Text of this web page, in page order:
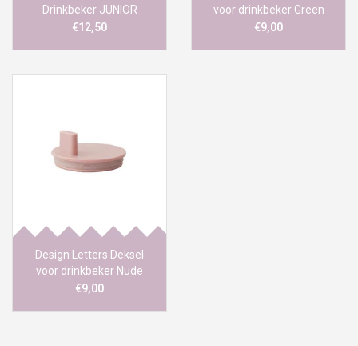
Drinkbeker JUNIOR
€12,50
voor drinkbeker Green
€9,00
Design Letters Deksel
voor drinkbeker Nude
€9,00